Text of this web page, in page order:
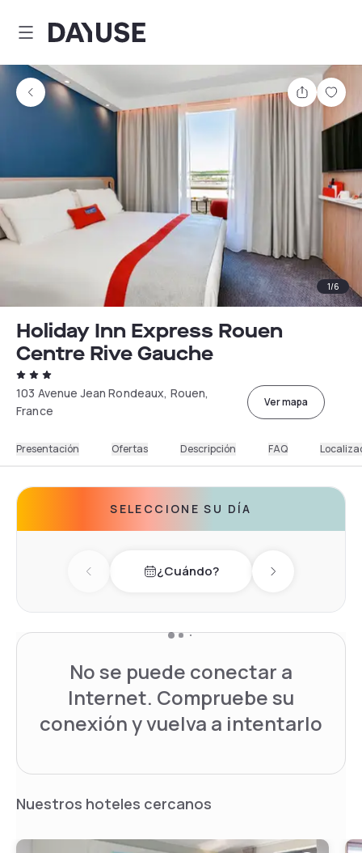
Dayuse
1/6
Holiday Inn Express Rouen
Centre Rive Gauche
103 Avenue Jean Rondeaux, Rouen,
France
Ver mapa
Presentación Ofertas Descripción FAQ
SELECCIONE SU DÍA
Previous day¿Cuándo? Next day
No se puede conectar a
Internet. Compruebe su
conexión y vuelva a intentarlo
Nuestros hoteles cercanos